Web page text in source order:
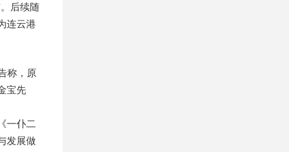
后续随
连云港
称，原
宝先
一仆二
发展做